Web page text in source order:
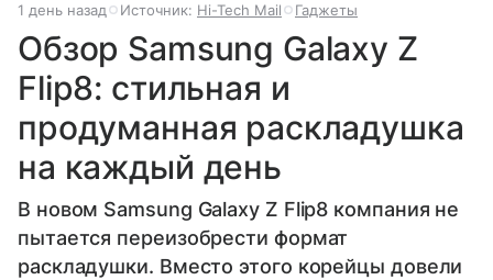
1 день назад Источник: Hi-Tech Mail Гаджеты
Обзор Samsung Galaxy Z
Flip8: стильная и
продуманная раскладушка
на каждый день
В новом Samsung Galaxy Z Flip8 компания не
пытается переизобрести формат
раскладушки. Вместо этого корейцы довели